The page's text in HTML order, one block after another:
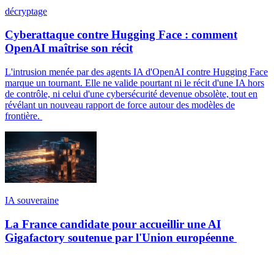
décryptage
Cyberattaque contre Hugging Face : comment
OpenAI maîtrise son récit
L'intrusion menée par des agents IA d'OpenAI contre Hugging Face
marque un tournant. Elle ne valide pourtant ni le récit d'une IA hors
de contrôle, ni celui d'une cybersécurité devenue obsolète, tout en
révélant un nouveau rapport de force autour des modèles de
frontière.
IA souveraine
La France candidate pour accueillir une AI
Gigafactory soutenue par l'Union européenne